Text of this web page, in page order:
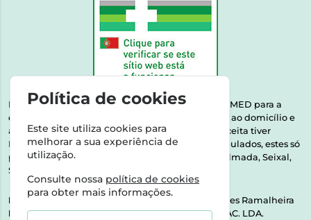
Esta farmácia encontra-se autorizada pelo INFARMED para a
dispensa de medicamentos e produtos de saúde ao domicílio e
através da internet. Medicamentos | Se na sua receita tiver
MSRM, MNSRM, MSRMV ou Medicamentos Manipulados, estes só
podem ser entregues nos seguintes concelhos: Almada, Seixal,
Sesimbra, Oeiras e Lisboa.
Direção Técnica:
Dra. Raquel Alexandra Fernandes Ramalheira
NIPC:513064133 | ASPAS E NÚMEROS SOC. FARMAC. LDA.
Política de cookies
Este site utiliza cookies para
melhorar a sua experiência de
utilização.
Consulte nossa política de cookies
para obter mais informações.